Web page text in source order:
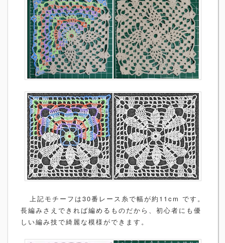
上記モチーフは30番レース糸で幅が約11cm です。
長編みさえできれば編めるものだから、初心者にも優
しい編み技で綺麗な模様ができます。